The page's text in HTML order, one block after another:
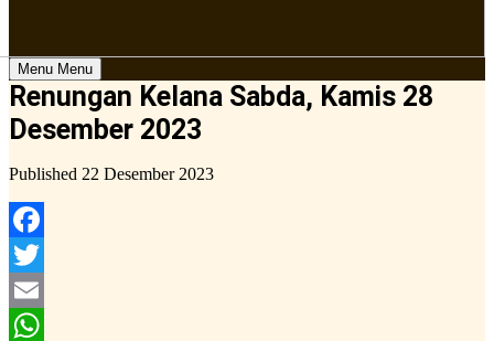
Menu Menu
Renungan Kelana Sabda, Kamis 28
Desember 2023
Published 22 Desember 2023
Facebook
Twitter
Email